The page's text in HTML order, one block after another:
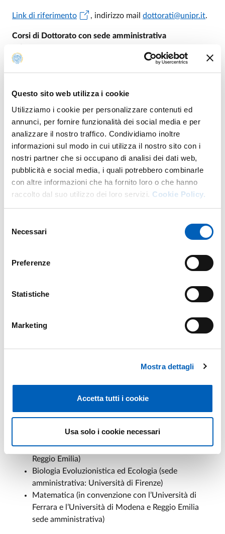
Questo sito web utilizza i cookie
Utilizziamo i cookie per personalizzare contenuti ed
annunci, per fornire funzionalità dei social media e per
analizzare il nostro traffico. Condividiamo inoltre
informazioni sul modo in cui utilizza il nostro sito con i
nostri partner che si occupano di analisi dei dati web,
pubblicità e social media, i quali potrebbero combinarle
con altre informazioni che ha fornito loro o che hanno
raccolto dal suo utilizzo dei loro servizi. Cookie Policy.
delNecessari
Preferenze
Statistiche
Marketing
Mostra dettagli
Accetta tutti i cookie
Usa solo i cookie necessari
Link di riferimento , indirizzo maildottorati@unipr.it.
Corsi di Dottorato con sede amministrativa
Sacro Cuore)
Ingegneria Civile e Architettura
Microbiota and Health
Scienze del Farmaco
Culturale e Ambientale
Scienze Mediche e Chirurgiche Traslazionali
Automotive Engineering for Intelligent Mobility –
amministrativa: Bologna, consorziata con
l’Università di Parma e l’Università di Modena e
Reggio Emilia)
Biologia Evoluzionistica ed Ecologia (sede
amministrativa: Università di Firenze)
Matematica (in convenzione con l’Università di
Ferrara e l’Università di Modena e Reggio Emilia
sede amministrativa)